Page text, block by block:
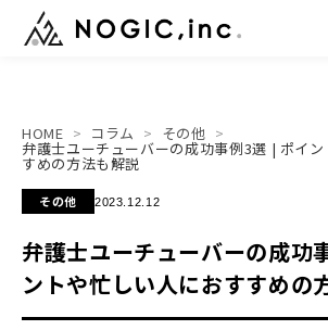
TOP トップ
SERVICEサービス
WORKS 制作事例
HOME コラム その他
弁護士ユーチューバーの成功事例3選 | ポイ
すめの方法も解説
その他 2023.12.12
弁護士ユーチューバーの成功
ントや忙しい人におすすめの